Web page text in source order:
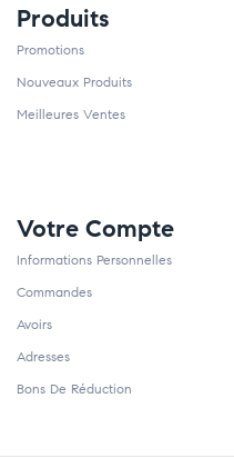
Produits
Promotions
Nouveaux Produits
Meilleures Ventes
Votre Compte
Informations Personnelles
Commandes
Avoirs
Adresses
Bons De Réduction